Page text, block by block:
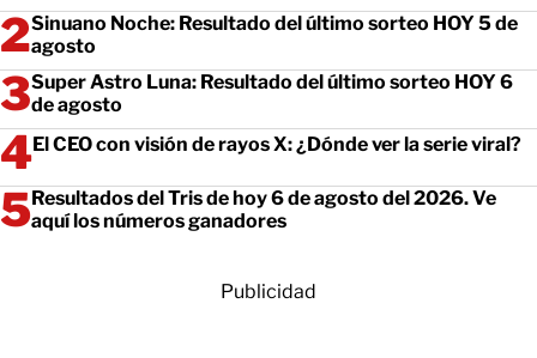
Sinuano Noche: Resultado del último sorteo HOY 5 de
agosto
Super Astro Luna: Resultado del último sorteo HOY 6
de agosto
El CEO con visión de rayos X: ¿Dónde ver la serie viral?
Resultados del Tris de hoy 6 de agosto del 2026. Ve
aquí los números ganadores
Publicidad